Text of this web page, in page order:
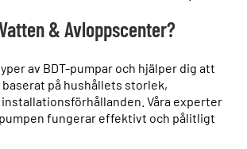
& Avloppscenter?
av BDT-pumpar och hjälper dig att
på hushållets storlek,
Våra experter
fungerar effektivt och pålitligt